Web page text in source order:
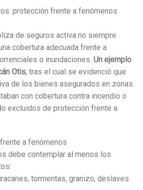
protección frente a fenómenos
de seguros activa no siempre
cobertura adecuada frente a
o inundaciones. Un ejemplo
Otis, tras el cual se evidenció que
de los bienes asegurados en zonas
con cobertura contra incendio o
excluidos de protección frente a
a fenómenos
debe contemplar al menos los
tormentas, granizo, deslaves